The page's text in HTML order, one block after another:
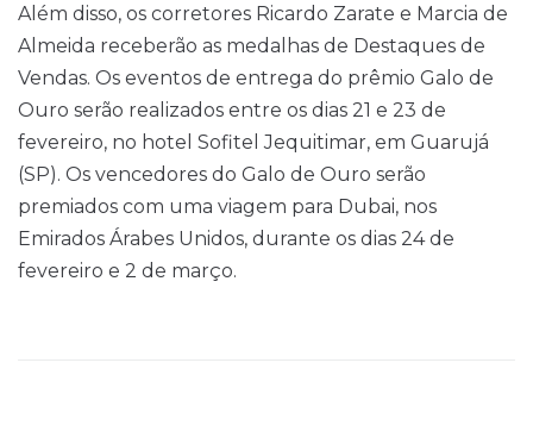
Além disso, os corretores Ricardo Zarate e Marcia de
Almeida receberão as medalhas de Destaques de
Vendas. Os eventos de entrega do prêmio Galo de
Ouro serão realizados entre os dias 21 e 23 de
fevereiro, no hotel Sofitel Jequitimar, em Guarujá
(SP). Os vencedores do Galo de Ouro serão
premiados com uma viagem para Dubai, nos
Emirados Árabes Unidos, durante os dias 24 de
fevereiro e 2 de março.